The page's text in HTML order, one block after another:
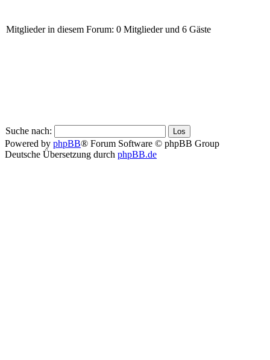
Mitglieder in diesem Forum: 0 Mitglieder und 6 Gäste
Suche nach:
Powered by phpBB® Forum Software © phpBB Group
Deutsche Übersetzung durch phpBB.de